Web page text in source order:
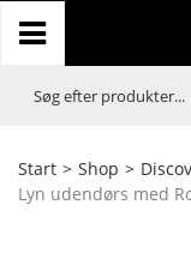
Start > Shop >
Lyn udendørs med